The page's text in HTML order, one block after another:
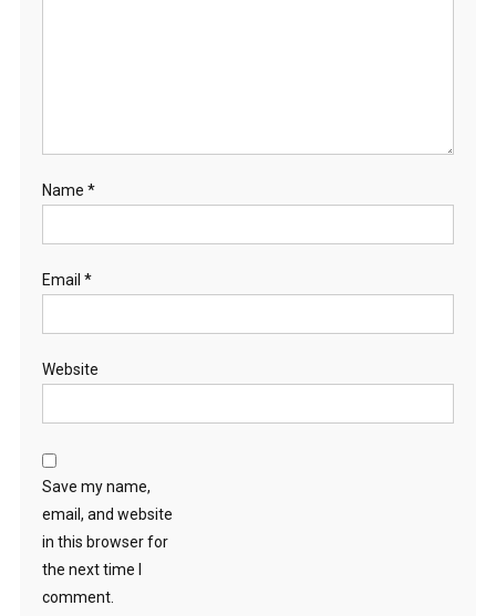
Name *
Email *
Website
Save my name,
email, and website
in this browser for
the next time I
comment.